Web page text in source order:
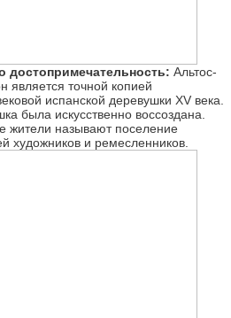
достопримечательность: Альтос-
является точной копией
испанской деревушки XV века.
была искусственно воссоздана.
жители называют поселение
художников и ремесленников.